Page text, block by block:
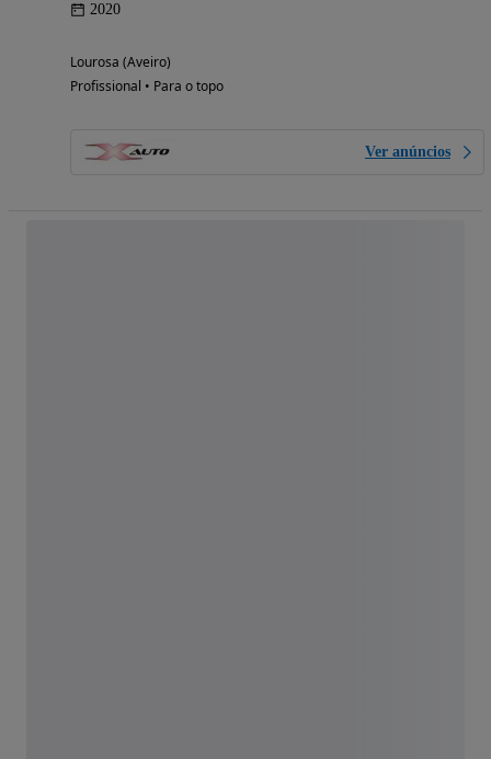
2020
Lourosa (Aveiro)
Profissional • Para o topo
Ver anúncios